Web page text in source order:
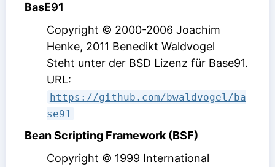
BasE91
Copyright © 2000-2006 Joachim
Henke, 2011 Benedikt Waldvogel
Steht unter der BSD Lizenz für Base91.
URL:
https://github.com/bwaldvogel/ba
se91
Bean Scripting Framework (BSF)
Copyright © 1999 International